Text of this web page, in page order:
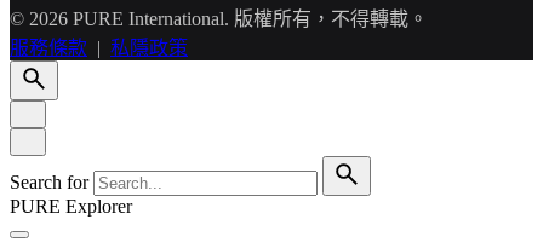
© 2026 PURE International. 版權所有，不得轉載。
服務條款 | 私隱政策
Search for
PURE Explorer